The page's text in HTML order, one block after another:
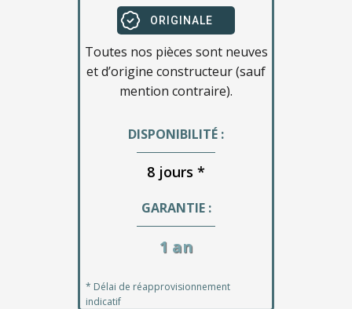
ORIGINALE
Toutes nos pièces sont neuves
et d’origine constructeur (sauf
mention contraire).
DISPONIBILITÉ :
8 jours *
GARANTIE :
1 an
* Délai de réapprovisionnement
indicatif